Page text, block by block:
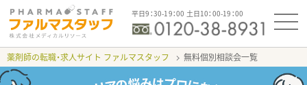
平日9：30-19：00 土日10：00-19：00
薬剤師の転職・求人サイト ファルマスタッフ 無料個別相談会一覧